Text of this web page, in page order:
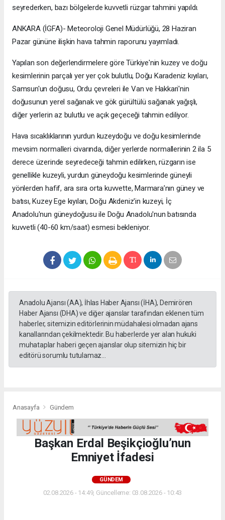
seyrederken, bazı bölgelerde kuvvetli rüzgar tahmini yapıldı.
ANKARA (İGFA)- Meteoroloji Genel Müdürlüğü, 28 Haziran
Pazar gününe ilişkin hava tahmin raporunu yayımladı.
Yapılan son değerlendirmelere göre Türkiye'nin kuzey ve doğu
kesimlerinin parçalı yer yer çok bulutlu, Doğu Karadeniz kıyıları,
Samsun'un doğusu, Ordu çevreleri ile Van ve Hakkari'nin
doğusunun yerel sağanak ve gök gürültülü sağanak yağışlı,
diğer yerlerin az bulutlu ve açık geçeceği tahmin ediliyor.
Hava sıcaklıklarının yurdun kuzeydoğu ve doğu kesimlerinde
mevsim normalleri civarında, diğer yerlerde normallerinin 2 ila 5
derece üzerinde seyredeceği tahmin edilirken, rüzgarın ise
genellikle kuzeyli, yurdun güneydoğu kesimlerinde güneyli
yönlerden hafif, ara sıra orta kuvvette, Marmara’nın güney ve
batısı, Kuzey Ege kıyıları, Doğu Akdeniz'in kuzeyi, İç
Anadolu'nun güneydoğusu ile Doğu Anadolu'nun batısında
kuvvetli (40-60 km/saat) esmesi bekleniyor.
Anadolu Ajansı (AA), İhlas Haber Ajansı (İHA), Demirören
Haber Ajansı (DHA) ve diğer ajanslar tarafından eklenen tüm
haberler, sitemizin editörlerinin müdahalesi olmadan ajans
kanallarından çekilmektedir. Bu haberlerde yer alan hukuki
muhataplar haberi geçen ajanslar olup sitemizin hiç bir
editörü sorumlu tutulamaz...
Anasayfa Gündem
Başkan Erdal Beşikçioğlu’nun
Emniyet İfadesi
GÜNDEM
02.08.2026 - 14:49, Güncelleme: 03.08.2026 - 10:43